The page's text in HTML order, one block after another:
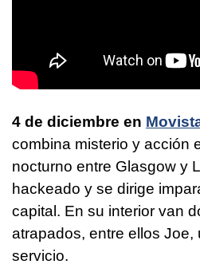
4 de diciembre en
combina misterio y acción
nocturno entre Glasgow y
hackeado y se dirige
capital. En su interior van
atrapados, entre ellos Joe,
servicio.